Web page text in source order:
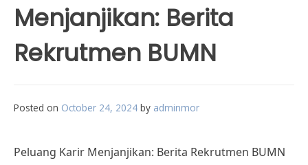
Menjanjikan: Berita
Rekrutmen BUMN
Posted on October 24, 2024 by adminmor
Peluang Karir Menjanjikan: Berita Rekrutmen BUMN